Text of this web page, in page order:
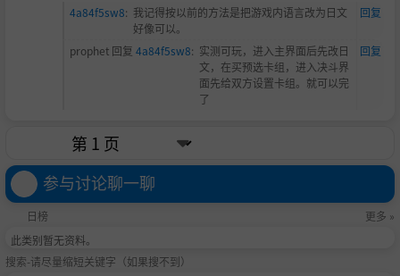
4a84f5sw8: 我记得按以前的方法是把游戏内语言改为日文
好像可以。
回复
prophet 回复 4a84f5sw8: 实测可玩，进入主界面后先改日
文，在买预选卡组，进入决斗界
面先给双方设置卡组。就可以完
了
回复
参与讨论聊一聊
日榜
更多 »
此类别暂无资料。
搜索-请尽量缩短关键字（如果搜不到）